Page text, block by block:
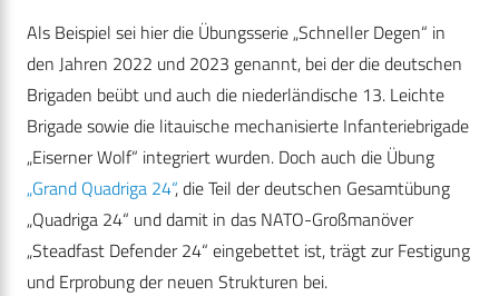
Als Beispiel sei hier die Übungsserie „Schneller Degen“ in
den Jahren 2022 und 2023 genannt, bei der die deutschen
Brigaden beübt und auch die niederländische 13. Leichte
Brigade sowie die litauische mechanisierte Infanteriebrigade
„Eiserner Wolf“ integriert wurden. Doch auch die Übung
„Grand Quadriga 24“, die Teil der deutschen Gesamtübung
„Quadriga 24“ und damit in das NATO-Großmanöver
„Steadfast Defender 24“ eingebettet ist, trägt zur Festigung
und Erprobung der neuen Strukturen bei.